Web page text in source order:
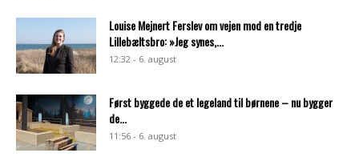
Louise Mejnert Ferslev om vejen mod en tredje
Lillebæltsbro: »Jeg synes,...
12:32 - 6. august
Først byggede de et legeland til børnene – nu bygger
de...
11:56 - 6. august